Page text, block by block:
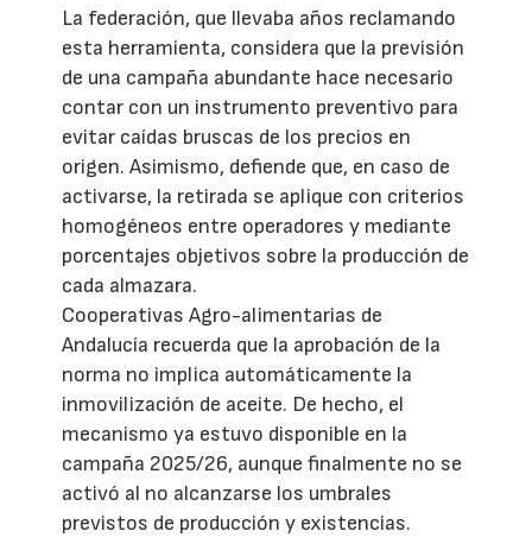
La federación, que llevaba años reclamando
esta herramienta, considera que la previsión
de una campaña abundante hace necesario
contar con un instrumento preventivo para
evitar caídas bruscas de los precios en
origen. Asimismo, defiende que, en caso de
activarse, la retirada se aplique con criterios
homogéneos entre operadores y mediante
porcentajes objetivos sobre la producción de
cada almazara.
Cooperativas Agro-alimentarias de
Andalucía recuerda que la aprobación de la
norma no implica automáticamente la
inmovilización de aceite. De hecho, el
mecanismo ya estuvo disponible en la
campaña 2025/26, aunque finalmente no se
activó al no alcanzarse los umbrales
previstos de producción y existencias.